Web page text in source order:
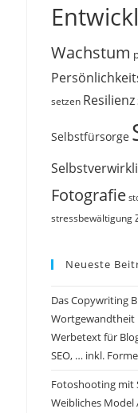
Wachstum
setzen Resilienz
Selbstfürsorge
Fotografie
stressbewältigung
Neueste
Das Copywriting
Wortgewandtheit
Werbetext für
SEO, … inkl.
Fotoshooting mit
Weibliches